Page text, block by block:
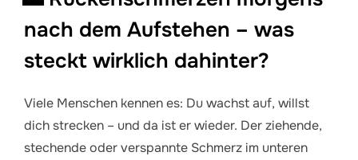
nach dem Aufstehen – was
steckt wirklich dahinter?
Viele Menschen kennen es: Du wachst auf, willst
dich strecken – und da ist er wieder. Der ziehende,
stechende oder verspannte Schmerz im unteren